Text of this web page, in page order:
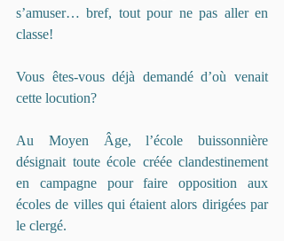
s’amuser… bref, tout pour ne pas aller en
classe!
Vous êtes-vous déjà demandé d’où venait
cette locution?
Au Moyen Âge, l’école buissonnière
désignait toute école créée clandestinement
en campagne pour faire opposition aux
écoles de villes qui étaient alors dirigées par
le clergé.